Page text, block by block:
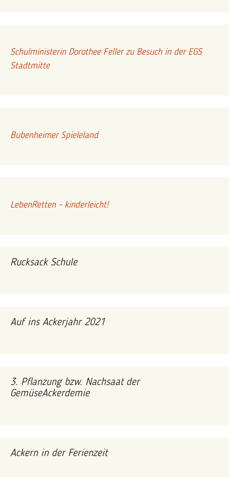
Schulministerin Dorothee Feller zu Besuch in der EGS
Stadtmitte
Bubenheimer Spieleland
LebenRetten - kinderleicht!
Rucksack Schule
Auf ins Ackerjahr 2021
3. Pflanzung bzw. Nachsaat der
GemüseAckerdemie
Ackern in der Ferienzeit